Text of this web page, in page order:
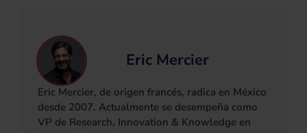
Eric Mercier
Eric Mercier, de origen francés, radica en México
desde 2007. Actualmente se desempeña como
VP de Research, Innovation & Knowledge en